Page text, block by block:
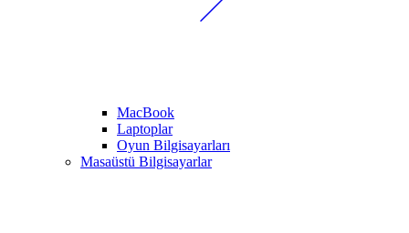
MacBook
Laptoplar
Oyun Bilgisayarları
Masaüstü Bilgisayarlar